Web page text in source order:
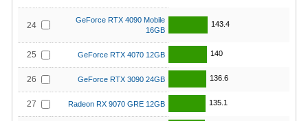
24
GeForce RTX 4090 Mobile
16GB
143.4
25 GeForce RTX 4070 12GB 140
26 GeForce RTX 3090 24GB 136.6
27 Radeon RX 9070 GRE 12GB 135.1